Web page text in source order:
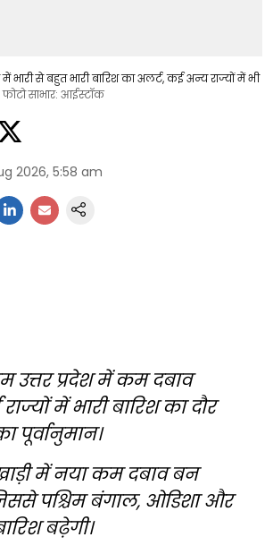
भारी से बहुत भारी बारिश का अलर्ट, कई अन्य राज्यों में भी
फोटो साभार: आईस्टॉक
2026, 5:58 am
उत्तर प्रदेश में कम दबाव
में भारी बारिश का दौर
पूर्वानुमान।
में नया कम दबाव बन
पश्चिम बंगाल, ओडिशा और
बढ़ेगी।